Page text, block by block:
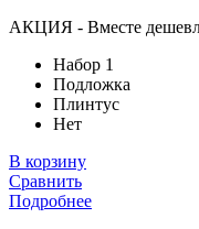
АКЦИЯ - Вместе
Набор 1
Подложка
Плинтус
Нет
В корзину
Сравнить
Подробнее